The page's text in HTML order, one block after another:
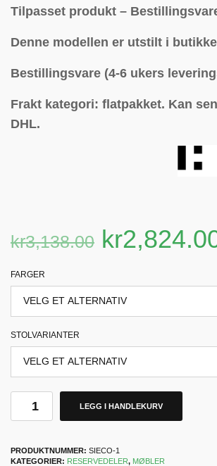
Tilpasset produkt –
Denne modellen er utstilt i
Bestillingsvare (4-6 ukers
Frakt kategori: flatpakket. Kan
DHL.
kr3,138.00 kr
FARGER
STOLVARIANTER
LEGG I HANDLEKURV
PRODUKTNUMMER: SIECO-1
KATEGORIER: RESERVEDELER, MØBLER